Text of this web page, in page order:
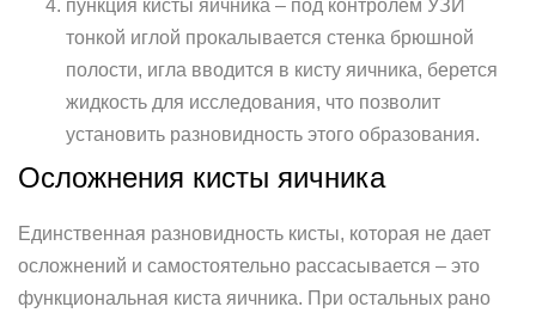
пункция кисты яичника – под контролем УЗИ
тонкой иглой прокалывается стенка брюшной
полости, игла вводится в кисту яичника, берется
жидкость для исследования, что позволит
установить разновидность этого образования.
Осложнения кисты яичника
Единственная разновидность кисты, которая не дает
осложнений и самостоятельно рассасывается – это
функциональная киста яичника. При остальных рано